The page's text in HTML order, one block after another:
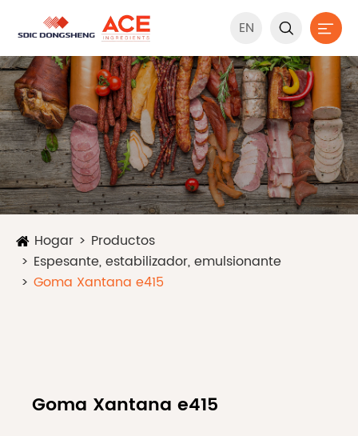
EN  
Hogar
Productos
Espesante, estabilizador, emulsionante
Goma Xantana e415
Goma Xantana e415